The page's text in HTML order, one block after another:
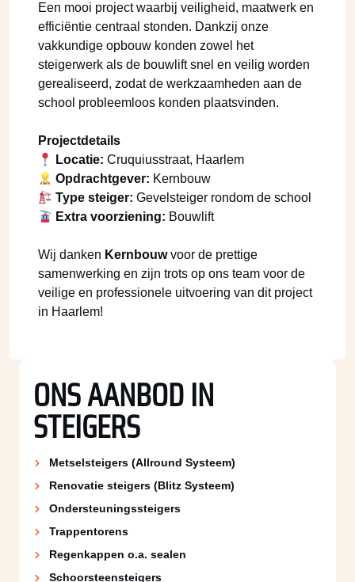
Een mooi project waarbij veiligheid, maatwerk en
efficiëntie centraal stonden. Dankzij onze
vakkundige opbouw konden zowel het
steigerwerk als de bouwlift snel en veilig worden
gerealiseerd, zodat de werkzaamheden aan de
school probleemloos konden plaatsvinden.
Projectdetails
Locatie: Cruquiusstraat, Haarlem
Opdrachtgever: Kernbouw
Type steiger: Gevelsteiger rondom de school
Extra voorziening: Bouwlift
Wij danken Kernbouwvoor de prettige
samenwerking en zijn trots op ons team voor de
veilige en professionele uitvoering van dit project
in Haarlem!
ONS AANBOD IN
STEIGERS
Metselsteigers (Allround Systeem)
Renovatie steigers (Blitz Systeem)
Ondersteuningssteigers
Trappentorens
Regenkappen o.a. sealen
Schoorsteen­steigers